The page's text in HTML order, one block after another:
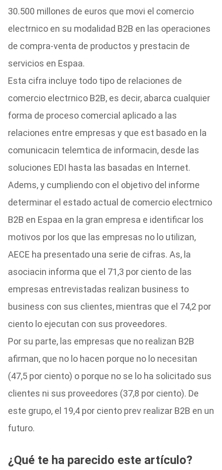
30.500 millones de euros que movi el comercio
electrnico en su modalidad B2B en las operaciones
de compra-venta de productos y prestacin de
servicios en Espaa.
Esta cifra incluye todo tipo de relaciones de
comercio electrnico B2B, es decir, abarca cualquier
forma de proceso comercial aplicado a las
relaciones entre empresas y que est basado en la
comunicacin telemtica de informacin, desde las
soluciones EDI hasta las basadas en Internet.
Adems, y cumpliendo con el objetivo del informe
determinar el estado actual de comercio electrnico
B2B en Espaa en la gran empresa e identificar los
motivos por los que las empresas no lo utilizan,
AECE ha presentado una serie de cifras. As, la
asociacin informa que el 71,3 por ciento de las
empresas entrevistadas realizan business to
business con sus clientes, mientras que el 74,2 por
ciento lo ejecutan con sus proveedores.
Por su parte, las empresas que no realizan B2B
afirman, que no lo hacen porque no lo necesitan
(47,5 por ciento) o porque no se lo ha solicitado sus
clientes ni sus proveedores (37,8 por ciento). De
este grupo, el 19,4 por ciento prev realizar B2B en un
futuro.
¿Qué te ha parecido este artículo?